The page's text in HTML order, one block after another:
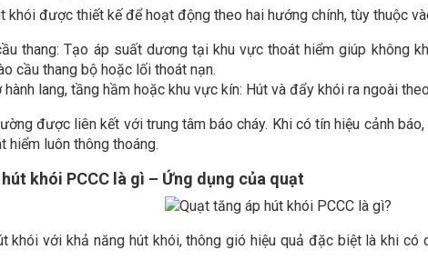
khói được thiết kế để hoạt động theo hai hướng chính, tùy thuộc
thang: Tạo áp suất dương tại khu vực thoát hiểm giúp không
cầu thang bộ hoặc lối thoát nạn.
hành lang, tầng hầm hoặc khu vực kín: Hút và đẩy khói ra ngoài
được liên kết với trung tâm báo cháy. Khi có tín hiệu cảnh
hiểm luôn thông thoáng.
khói PCCC là gì – Ứng dụng của quạt
khói với khả năng hút khói, thông gió hiệu quả đặc biệt là khi có